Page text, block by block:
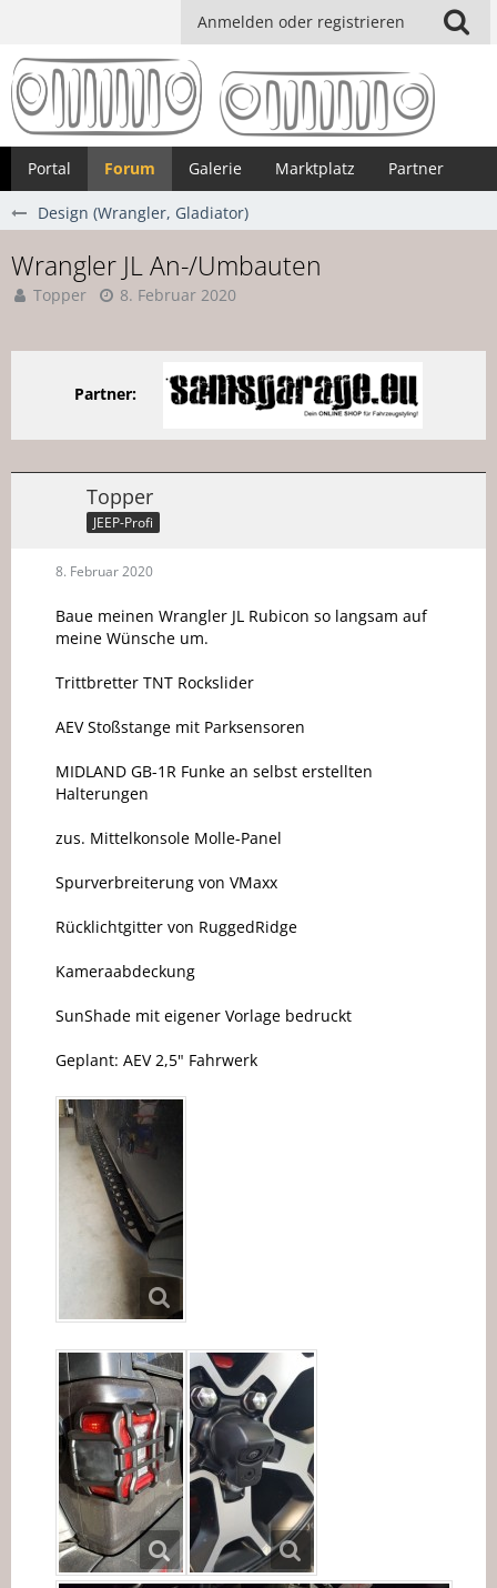
Anmelden oder registrieren
Portal Forum Galerie Marktplatz Partner
Design (Wrangler, Gladiator)
Wrangler JL An-/Umbauten
Topper 8. Februar 2020
Partner:
Topper
JEEP-Profi
8. Februar 2020
Baue meinen Wrangler JL Rubicon so langsam auf
meine Wünsche um.
Trittbretter TNT Rockslider
AEV Stoßstange mit Parksensoren
MIDLAND GB-1R Funke an selbst erstellten
Halterungen
zus. Mittelkonsole Molle-Panel
Spurverbreiterung von VMaxx
Rücklichtgitter von RuggedRidge
Kameraabdeckung
SunShade mit eigener Vorlage bedruckt
Geplant: AEV 2,5" Fahrwerk